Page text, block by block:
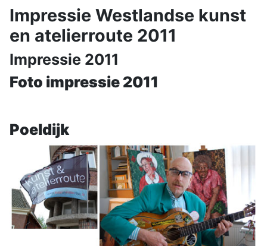
Impressie Westlandse kunst
en atelierroute 2011
Impressie 2011
Foto impressie 2011
Poeldijk